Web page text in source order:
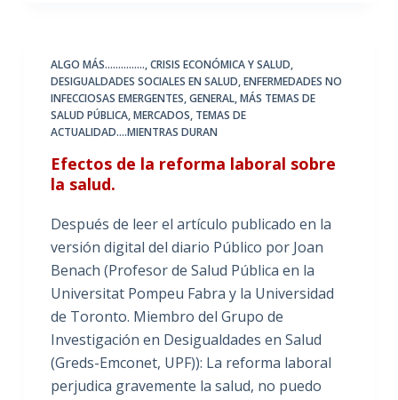
ALGO MÁS...............,CRISIS ECONÓMICA Y SALUD,
DESIGUALDADES SOCIALES EN SALUD,ENFERMEDADES NO
INFECCIOSAS EMERGENTES,GENERAL,MÁS TEMAS DE
SALUD PÚBLICA,MERCADOS, TEMAS DE
ACTUALIDAD....MIENTRAS DURAN
Efectos de la reforma laboral sobre
la salud.
Después de leer el artículo publicado en la
versión digital del diario Público por Joan
Benach (Profesor de Salud Pública en la
Universitat Pompeu Fabra y la Universidad
de Toronto. Miembro del Grupo de
Investigación en Desigualdades en Salud
(Greds-Emconet, UPF)): La reforma laboral
perjudica gravemente la salud, no puedo